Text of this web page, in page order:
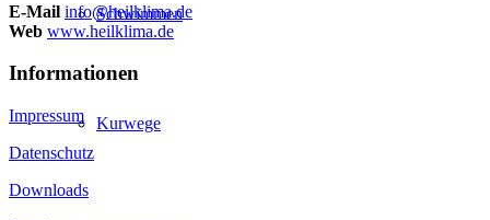
Schwimmen
Kurwege
E-Mail info@heilklima.de
Web www.heilklima.de
Informationen
Impressum
Datenschutz
Downloads